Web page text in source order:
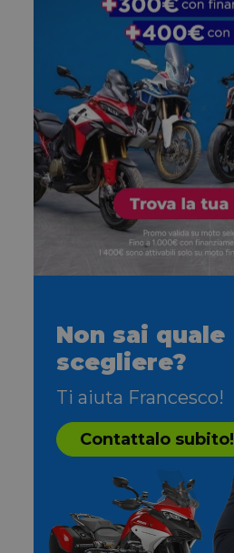
Non sai quale
scegliere?
Ti aiuta Francesco!
Contattalo subito!